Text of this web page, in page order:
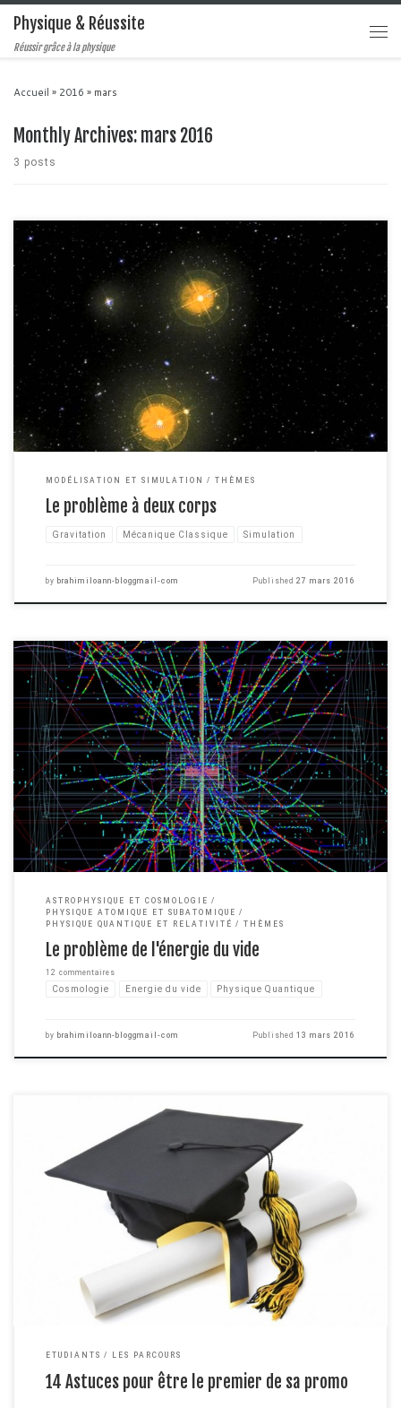
Physique & Réussite
Réussir grâce à la physique
Accueil » 2016 » mars
Monthly Archives: mars 2016
3 posts
Le problème à deux corps est un des modèles des plus importants de
toute la physique car il est intimement relié à la conservation de l'énergie
d'un système et surtout parce qu'on sait résoudre de façon exacte les
équation du mouvement de deux objets en rotation l'un autour de l'autre.
[…]
MODÉLISATION ET SIMULATION THÈMES
Le problème à deux corps
Gravitation Mécanique Classique Simulation
by brahimiloann-bloggmail-com Published27 mars 2016
Nous allons parler d'un des problèmes les plus important de toute la
physique moderne. Notre univers est rempli d'énergie qui se manifeste
sous forme de rayonnement et de matière (). Mais ce serait un peu plus
compliqué que ça, il existerait une forme d'énergie que l'on appelle en
mécanique quantique […]
ASTROPHYSIQUE ET COSMOLOGIE
PHYSIQUE ATOMIQUE ET SUBATOMIQUE
PHYSIQUE QUANTIQUE ET RELATIVITÉ
THÈMES
Le problème de l'énergie du vide
12 commentaires
Cosmologie Energie du vide Physique Quantique
by brahimiloann-bloggmail-com Published13 mars 2016
Le monde est dirigé par la performance et par l'excellence. Et aujourd'hui, si
vous voulez vous en sortir vous devez faire partie des meilleurs. Sachez
que ce n'est pas un don de la nature mais que ça s'apprend. C'est la raison
pour laquelle je vous donne quelques précieux conseils et […]
ETUDIANTS LES PARCOURS
14 Astuces pour être le premier de sa promo